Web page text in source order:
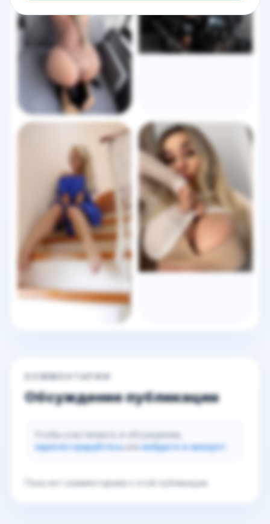
КОММЕНТАРИИ
Обсуждение публикации
Чтобы участвовать в обсуждении,
зарегистрируйтесьиливойдите в аккаунт
Пока нет комментариев к этой публикации.